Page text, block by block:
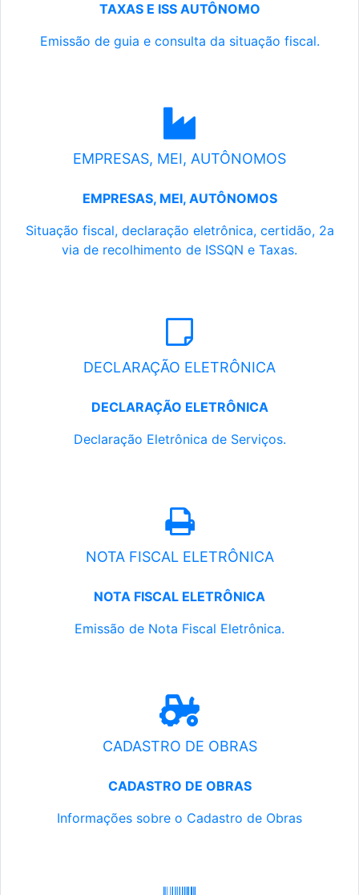
TAXAS E ISS AUTÔNOMO
Emissão de guia e consulta da situação fiscal.
EMPRESAS, MEI, AUTÔNOMOS
EMPRESAS, MEI, AUTÔNOMOS
Situação fiscal, declaração eletrônica, certidão, 2a
via de recolhimento de ISSQN e Taxas.
DECLARAÇÃO ELETRÔNICA
DECLARAÇÃO ELETRÔNICA
Declaração Eletrônica de Serviços.
NOTA FISCAL ELETRÔNICA
NOTA FISCAL ELETRÔNICA
Emissão de Nota Fiscal Eletrônica.
CADASTRO DE OBRAS
CADASTRO DE OBRAS
Informações sobre o Cadastro de Obras